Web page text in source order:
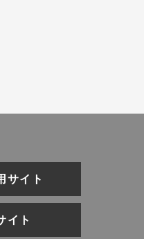
サイト
イト